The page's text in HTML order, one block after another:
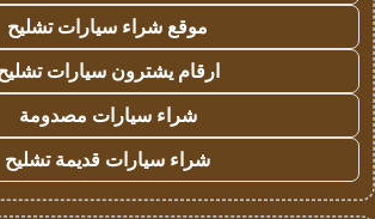
موقع شراء سيارات تشليح
ارقام يشترون سيارات
شراء سيارات مصدومة
شراء سيارات قديمة تشليح